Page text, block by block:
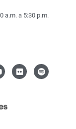
a.m. a 5:30 p.m.
F
l
i
S
p
o